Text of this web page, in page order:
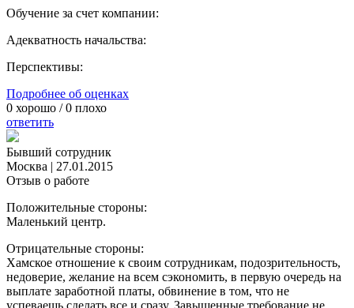
Обучение за счет компании:
Адекватность начальства:
Перспективы:
Подробнее об оценках
0 хорошо /0 плохо
ответить
Бывший сотрудник
Москва | 27.01.2015
Отзыв о работе
Положительные стороны:
Маленький центр.
Отрицательные стороны:
Хамское отношение к своим сотрудникам, подозрительность,
недоверие, желание на всем сэкономить, в первую очередь на
выплате заработной платы, обвинение в том, что не